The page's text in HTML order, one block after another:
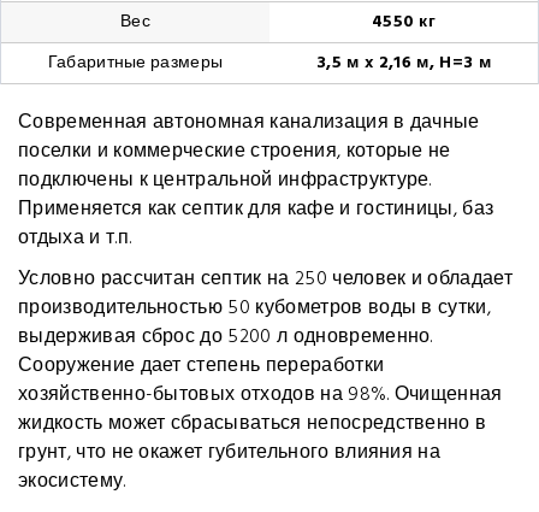
Вес
4550 кг
Габаритные размеры
3,5 м x 2,16 м, H=3 м
Современная автономная канализация в дачные
поселки и коммерческие строения, которые не
подключены к центральной инфраструктуре.
Применяется как септик для кафе и гостиницы, баз
отдыха и т.п.
Условно рассчитан септик на 250 человек и обладает
производительностью 50 кубометров воды в сутки,
выдерживая сброс до 5200 л одновременно.
Сооружение дает степень переработки
хозяйственно-бытовых отходов на 98%. Очищенная
жидкость может сбрасываться непосредственно в
грунт, что не окажет губительного влияния на
экосистему.